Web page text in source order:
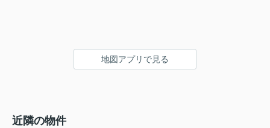
地図アプリで見る
近隣の物件